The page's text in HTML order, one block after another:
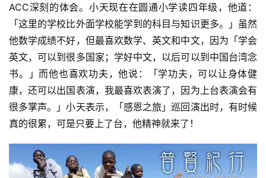
视
频
纪
录
佛
教
艺
ACC深刻的体会。小天现在在圆通小学读四年级，他道：
「这里的学校比外面学校能学到的科目与知识更多。」虽然
他数学成绩不好，但最喜欢数学、英文和中文，因为「学会
英文，可以到很多国家；学好中文，以后可以到中国台湾念
书。」而他也喜欢功夫，他说：「学功夫，可以让身体健
康，还可以出国表演，我最喜欢表演了，因为上台表演会有
很多掌声。」小天表示，「感恩之旅」巡回演出时，有时候
真的很累，可是只要上了台，他精神就来了！